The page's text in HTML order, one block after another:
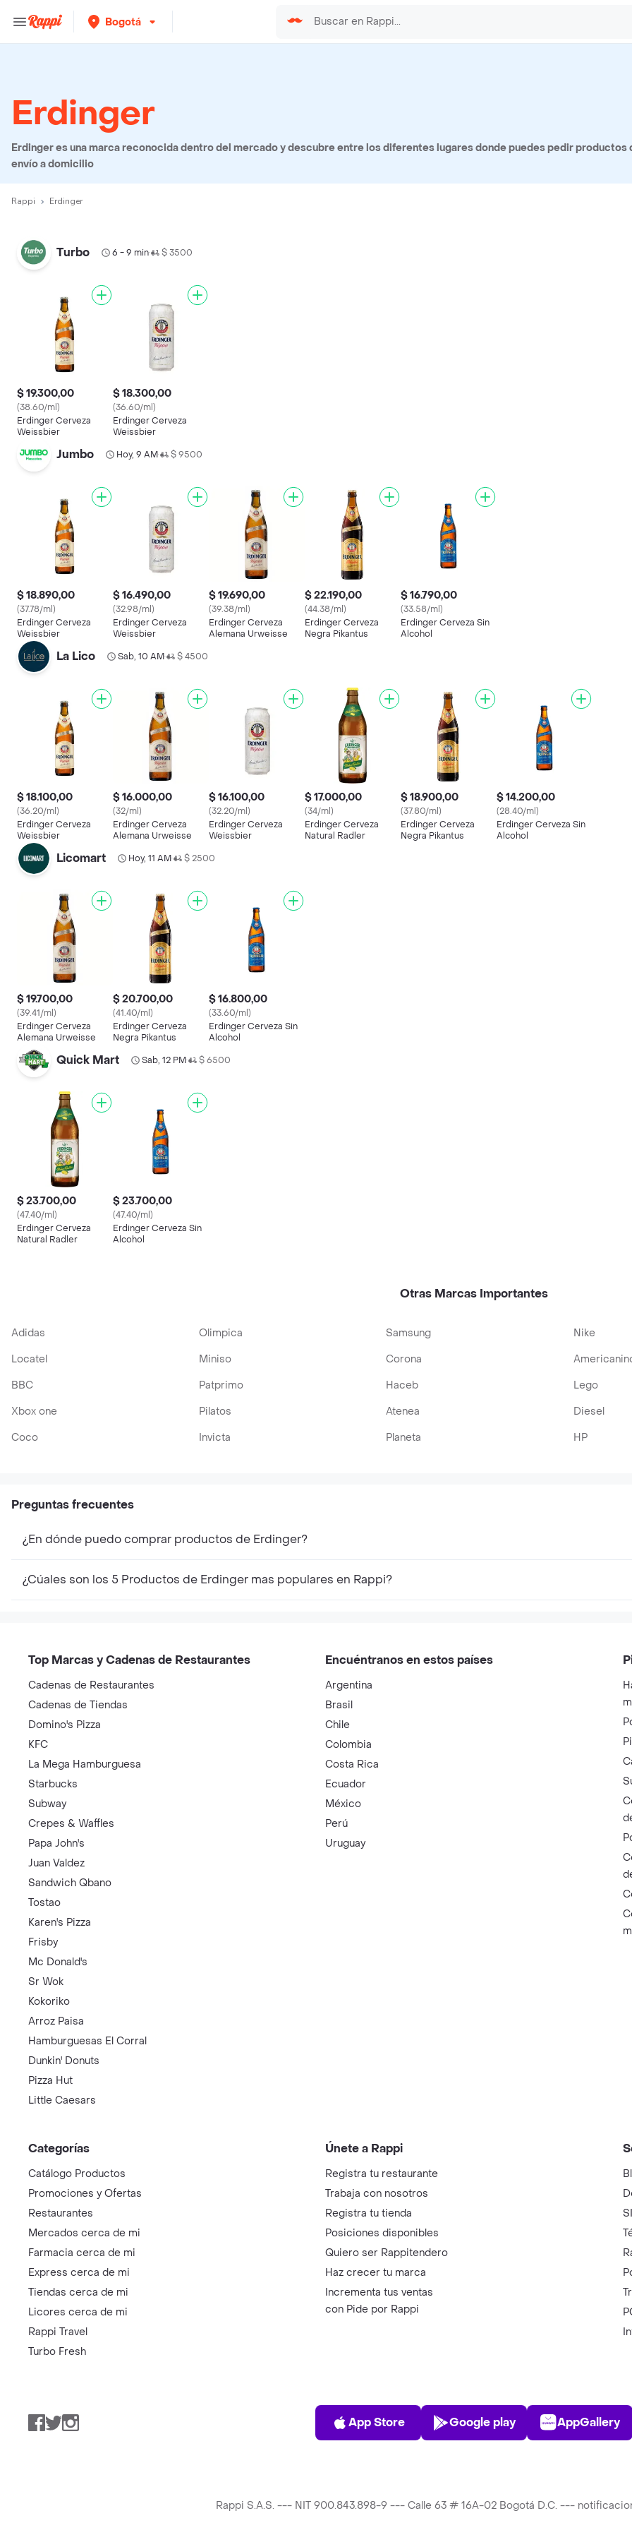
Bogotá
Erdinger
Erdinger es una marca reconocida dentro del mercado y descubre entre los diferentes lugares donde puedes pedir productos
envío a domicilio
Rappi Erdinger
Turbo 6 - 9 min• $ 3500
$ 19.300,00
(38.60/ml)
Erdinger Cerveza
Weissbier
$ 18.300,00
(36.60/ml)
Erdinger Cerveza
Weissbier
Jumbo Hoy, 9 AM• $ 9500
$ 18.890,00
(37.78/ml)
Erdinger Cerveza
Weissbier
$ 16.490,00
(32.98/ml)
Erdinger Cerveza
Weissbier
$ 19.690,00
(39.38/ml)
Erdinger Cerveza
Alemana Urweisse
$ 22.190,00
(44.38/ml)
Erdinger Cerveza
Negra Pikantus
$ 16.790,00
(33.58/ml)
Erdinger Cerveza Sin
Alcohol
La Lico Sab, 10 AM• $ 4500
$ 18.100,00
(36.20/ml)
Erdinger Cerveza
Weissbier
$ 16.000,00
(32/ml)
Erdinger Cerveza
Alemana Urweisse
$ 16.100,00
(32.20/ml)
Erdinger Cerveza
Weissbier
$ 17.000,00
(34/ml)
Erdinger Cerveza
Natural Radler
$ 18.900,00
(37.80/ml)
Erdinger Cerveza
Negra Pikantus
$ 14.200,00
(28.40/ml)
Erdinger Cerveza Sin
Alcohol
Licomart Hoy, 11 AM• $ 2500
$ 19.700,00
(39.41/ml)
Erdinger Cerveza
Alemana Urweisse
$ 20.700,00
(41.40/ml)
Erdinger Cerveza
Negra Pikantus
$ 16.800,00
(33.60/ml)
Erdinger Cerveza Sin
Alcohol
Quick Mart Sab, 12 PM• $ 6500
$ 23.700,00
(47.40/ml)
Erdinger Cerveza
Natural Radler
$ 23.700,00
(47.40/ml)
Erdinger Cerveza Sin
Alcohol
Otras Marcas Importantes
Adidas Olimpica Samsung Nike
Locatel
Miniso Corona
BBC
Patprimo Haceb Lego
Xbox one
Pilatos Atenea Diesel
Coco
Invicta Planeta HP
Preguntas frecuentes
¿En dónde puedo comprar productos de Erdinger?
¿Cúales son los 5 Productos de Erdinger mas populares en Rappi?
Top Marcas y Cadenas de Restaurantes
Cadenas de Restaurantes
Cadenas de Tiendas
Domino's Pizza
KFC
La Mega Hamburguesa
Starbucks
Subway
Crepes & Waffles
Papa John's
Juan Valdez
Sandwich Qbano
Tostao
Karen's Pizza
Frisby
Mc Donald's
Sr Wok
Kokoriko
Arroz Paisa
Hamburguesas El Corral
Dunkin' Donuts
Pizza Hut
Little Caesars
Encuéntranos en estos países
Argentina
Brasil
Chile
Colombia
Costa Rica
Ecuador
México
Perú
Uruguay
Categorías
Catálogo Productos
Promociones y Ofertas
Restaurantes
Mercados cerca de mi
Farmacia cerca de mi
Express cerca de mi
Tiendas cerca de mi
Licores cerca de mi
Rappi Travel
Turbo Fresh
Únete a Rappi
Registra tu restaurante
Trabaja con nosotros
Registra tu tienda
Posiciones disponibles
Quiero ser Rappitendero
Haz crecer tu marca
Incrementa tus ventas
con Pide por Rappi
Facebook
TwitterInstagram
App Store
App Store
Play Store
Google play AppGallery
Rappi S.A.S. --- NIT 900.843.898-9 --- Calle 63 # 16A-02 Bogotá D.C. ---